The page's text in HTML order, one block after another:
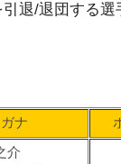
退/退団する選
ナ
介